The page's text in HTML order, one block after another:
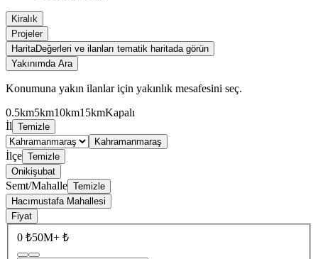
Kiralık
Projeler
HaritaDeğerleri ve ilanları tematik haritada görün
Yakınımda Ara
Konumuna yakın ilanlar için yakınlık mesafesini seç.
0.5km5km10km15kmKapalı
İl Temizle
Kahramanmaraş
İlçe Temizle
Onikişubat
Semt/Mahalle Temizle
Hacımustafa Mahallesi
Fiyat
0 ₺50M+ ₺